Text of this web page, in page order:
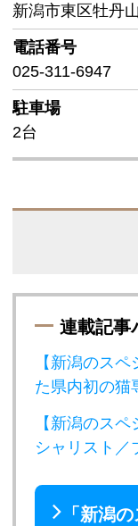
新潟市東区牡丹
電話番号
025-311-6947
駐車場
2台
連載記事
【新潟のス
た県内初の
【新潟のス
シャリスト
「新潟